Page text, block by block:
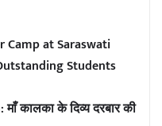
Camp at Saraswati
Students
कालका के दिव्य दरबार की